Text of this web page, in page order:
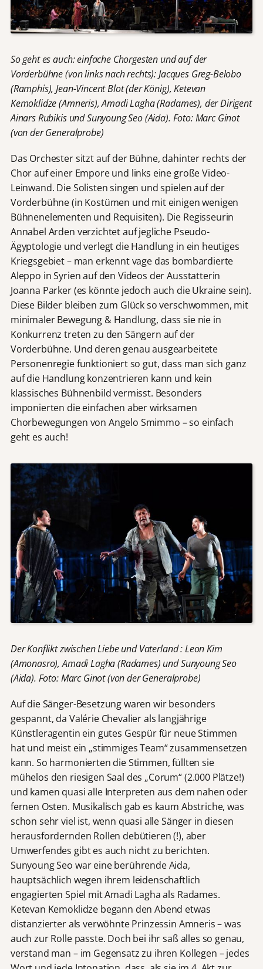
So geht es auch: einfache Chorgesten und auf der
Vorderbühne (von links nach rechts): Jacques Greg-Belobo
(Ramphis), Jean-Vincent Blot (der König), Ketevan
Kemoklidze (Amneris), Amadi Lagha (Radames), der Dirigent
Ainars Rubikis und Sunyoung Seo (Aida). Foto: Marc Ginot
(von der Generalprobe)
Das Orchester sitzt auf der Bühne, dahinter rechts der
Chor auf einer Empore und links eine große Video-
Leinwand. Die Solisten singen und spielen auf der
Vorderbühne (in Kostümen und mit einigen wenigen
Bühnenelementen und Requisiten). Die Regisseurin
Annabel Arden verzichtet auf jegliche Pseudo-
Ägyptologie und verlegt die Handlung in ein heutiges
Kriegsgebiet – man erkennt vage das bombardierte
Aleppo in Syrien auf den Videos der Ausstatterin
Joanna Parker (es könnte jedoch auch die Ukraine sein).
Diese Bilder bleiben zum Glück so verschwommen, mit
minimaler Bewegung & Handlung, dass sie nie in
Konkurrenz treten zu den Sängern auf der
Vorderbühne. Und deren genau ausgearbeitete
Personenregie funktioniert so gut, dass man sich ganz
auf die Handlung konzentrieren kann und kein
klassisches Bühnenbild vermisst. Besonders
imponierten die einfachen aber wirksamen
Chorbewegungen von Angelo Smimmo – so einfach
geht es auch!
Der Konflikt zwischen Liebe und Vaterland : Leon Kim
(Amonasro), Amadi Lagha (Radames) und Sunyoung Seo
(Aida). Foto: Marc Ginot (von der Generalprobe)
Auf die Sänger-Besetzung waren wir besonders
gespannt, da Valérie Chevalier als langjährige
Künstleragentin ein gutes Gespür für neue Stimmen
hat und meist ein „stimmiges Team“ zusammensetzen
kann. So harmonierten die Stimmen, füllten sie
mühelos den riesigen Saal des „Corum“ (2.000 Plätze!)
und kamen quasi alle Interpreten aus dem nahen oder
fernen Osten. Musikalisch gab es kaum Abstriche, was
schon sehr viel ist, wenn quasi alle Sänger in diesen
herausfordernden Rollen debütieren (!), aber
Umwerfendes gibt es auch nicht zu berichten.
Sunyoung Seo war eine berührende Aida,
hauptsächlich wegen ihrem leidenschaftlich
engagierten Spiel mit Amadi Lagha als Radames.
Ketevan Kemoklidze begann den Abend etwas
distanzierter als verwöhnte Prinzessin Amneris – was
auch zur Rolle passte. Doch bei ihr saß alles so genau,
verstand man – im Gegensatz zu ihren Kollegen – jedes